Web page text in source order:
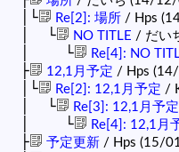
│└ Re[2]: 場所 / Hps
│ └ NO TITLE / だい
│ └ Re[4]: NO
├ 12,1月予定 / Hps
│└ Re[2]: 12,1月予定 /
│ └ Re[3]: 12,1月予定
│ └ Re[4]: 12,1月
├ 予定更新 / Hps (15/